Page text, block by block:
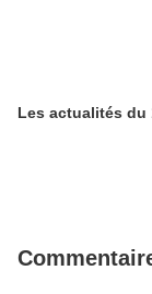
Les actualités du